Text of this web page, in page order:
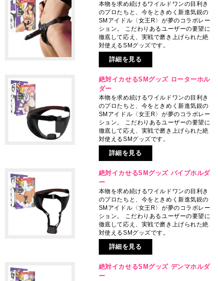
本物を求め続けるワイルドワンの目利き
のプロたちと、今をときめく新進気鋭の
SMアイドル〈女王R〉が夢のコラボレー
ション。 こだわりあるユーザーの要望に
徹底して応え、実戦で磨き上げられた絶
対使えるSMグッズです。
詳細を見る
絶対イカせるSMグッズ ローターホル
ダー
本物を求め続けるワイルドワンの目利き
のプロたちと、今をときめく新進気鋭の
SMアイドル〈女王R〉が夢のコラボレー
ション。 こだわりあるユーザーの要望に
徹底して応え、実戦で磨き上げられた絶
対使えるSMグッズです。
詳細を見る
絶対イカせるSMグッズ バイブホルダ
ー
本物を求め続けるワイルドワンの目利き
のプロたちと、今をときめく新進気鋭の
SMアイドル〈女王R〉が夢のコラボレー
ション。 こだわりあるユーザーの要望に
徹底して応え、実戦で磨き上げられた絶
対使えるSMグッズです。
詳細を見る
絶対イカせるSMグッズ デンマホルダ
ー